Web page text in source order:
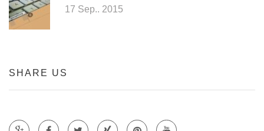
17 Sep.. 2015
SHARE US